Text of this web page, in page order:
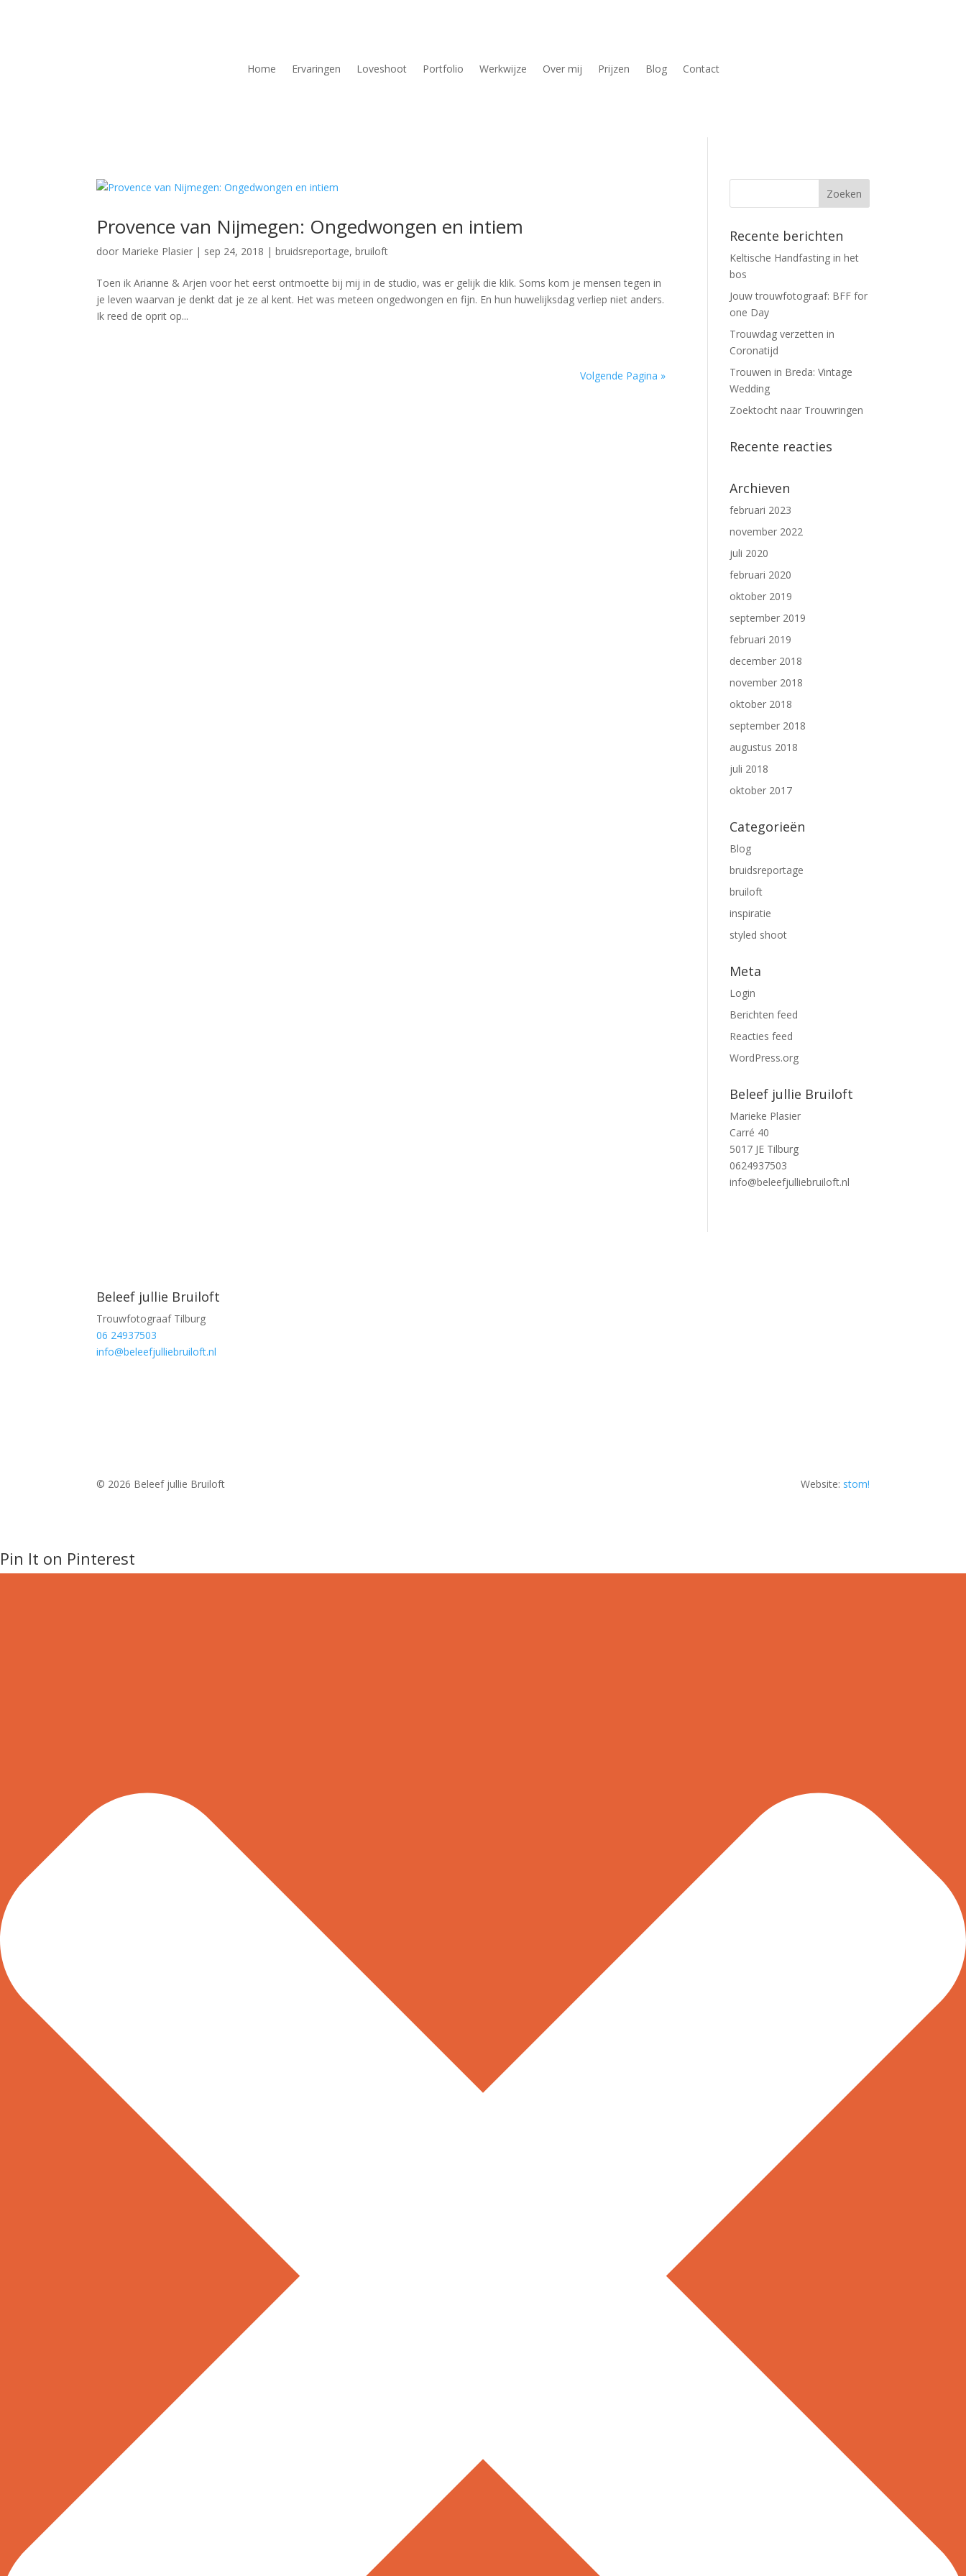
Home Ervaringen Loveshoot Portfolio Werkwijze Over mij Prijzen Blog Contact
Provence van Nijmegen: Ongedwongen en intiem
door Marieke Plasier | sep 24, 2018 |bruidsreportage,bruiloft
Toen ik Arianne & Arjen voor het eerst ontmoette bij mij in de studio, was er gelijk die klik. Soms kom je mensen tegen in
je leven waarvan je denkt dat je ze al kent. Het was meteen ongedwongen en fijn. En hun huwelijksdag verliep niet anders.
Ik reed de oprit op...
Volgende Pagina »
Recente berichten
Keltische Handfasting in het
bos
Jouw trouwfotograaf: BFF for
one Day
Trouwdag verzetten in
Coronatijd
Trouwen in Breda: Vintage
Wedding
Zoektocht naar Trouwringen
Recente reacties
Archieven
februari 2023
november 2022
juli 2020
februari 2020
oktober 2019
september 2019
februari 2019
december 2018
november 2018
oktober 2018
september 2018
augustus 2018
juli 2018
oktober 2017
Categorieën
Blog
bruidsreportage
bruiloft
inspiratie
styled shoot
Meta
Login
Berichten feed
Reacties feed
WordPress.org
Beleef jullie Bruiloft
Marieke Plasier
Carré 40
5017 JE Tilburg
0624937503
info@beleefjulliebruiloft.nl
Beleef jullie Bruiloft
Trouwfotograaf Tilburg
06 24937503
info@beleefjulliebruiloft.nl
© 2026 Beleef jullie Bruiloft Website: stom!
Pin It on Pinterest